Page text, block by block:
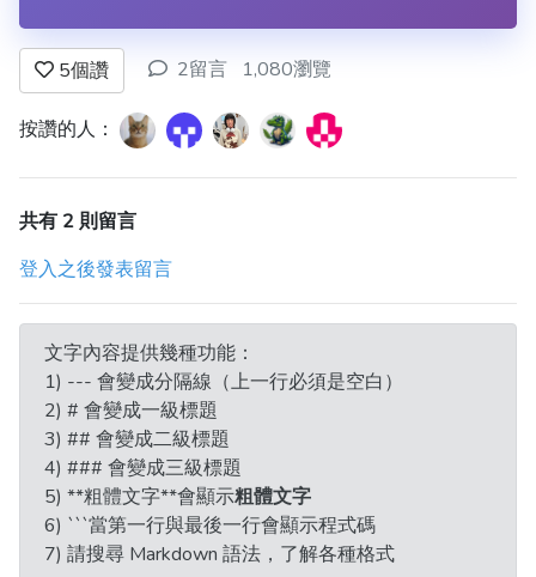
5個讚 2留言 1,080瀏覽
按讚的人：
共有 2 則留言
登入之後發表留言
文字內容提供幾種功能：
1) --- 會變成分隔線（上一行必須是空白）
2) # 會變成一級標題
3) ## 會變成二級標題
4) ### 會變成三級標題
5) **粗體文字**會顯示粗體文字
6) ```當第一行與最後一行會顯示程式碼
7) 請搜尋 Markdown 語法，了解各種格式